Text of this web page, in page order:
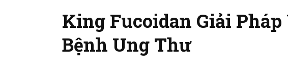
King Fucoidan Giải
Bệnh Ung Thư